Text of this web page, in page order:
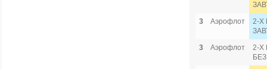
3
Аэрофлот
2-Х
3
Аэрофлот
2-Х